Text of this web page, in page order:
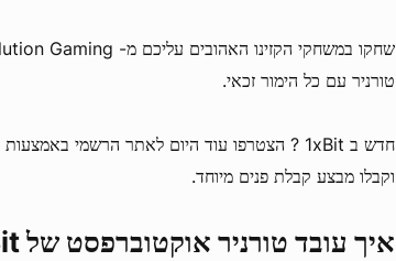
טורניר עם כל הימור זכאי.
חדש ב 1xBit ? הצטרפו עוד היום לאתר הרשמי באמצעות
וקבלו מבצע קבלת פנים מיוחד.
איך עובד טורניר אוקטוברפסט של 1xBit